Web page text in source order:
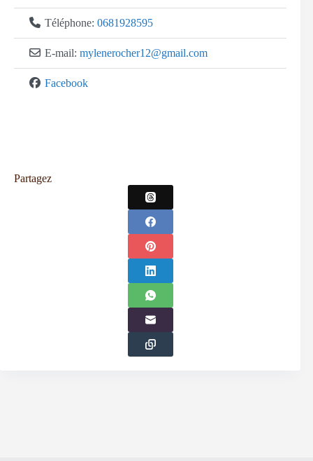
Téléphone: 0681928595
E-mail: mylenerocher12@gmail.com
Facebook
Partagez